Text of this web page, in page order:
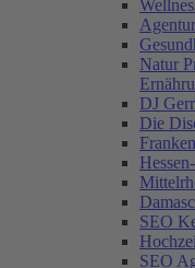
Natur
DJ
Die
SEO
SEO